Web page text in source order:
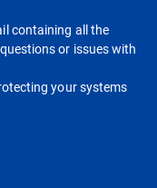
containing all the
or issues with
your systems